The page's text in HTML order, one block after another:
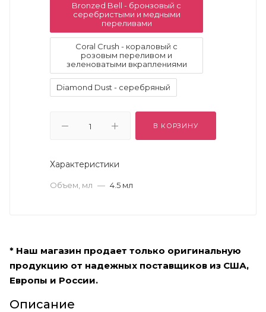
Bronzed Bell - бронзовый с
серебристыми и медными
переливами
Coral Crush - кораловый с
розовым переливом и
зеленоватыми вкраплениями
Diamond Dust - серебряный
Enchantress - персиковый дуохром
Fairy Tail - стальной дуохром с
Gold Goddess - золото с
Kitten Karma - цвет шампанского с
серебристым и медным отливом
В КОРЗИНУ
Характеристики
Объем, мл — 4.5 мл
* Наш магазин продает только оригинальную
продукцию от надежных поставщиков из США,
Европы и России.
Описание